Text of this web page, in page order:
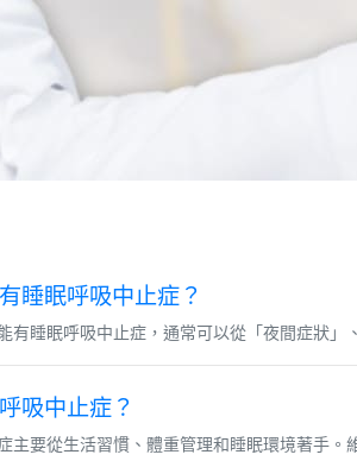
睡眠呼吸中止症？
有睡眠呼吸中止症，通常可以從「夜間症狀」
吸中止症？
主要從生活習慣、體重管理和睡眠環境著手。